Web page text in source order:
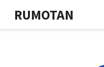
RUMOTAN